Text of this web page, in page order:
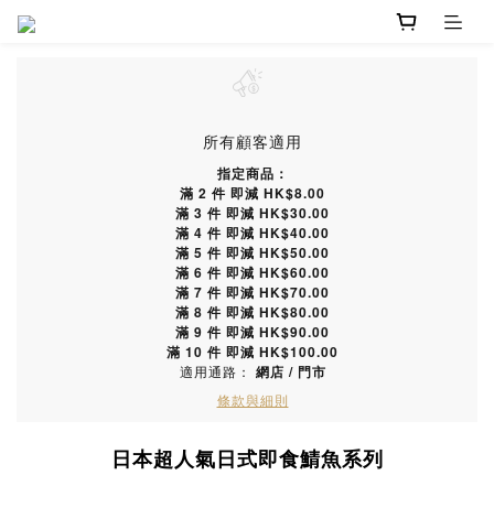
所有顧客適用
指定商品：
滿 2 件 即減 HK$8.00
滿 3 件 即減 HK$30.00
滿 4 件 即減 HK$40.00
滿 5 件 即減 HK$50.00
滿 6 件 即減 HK$60.00
滿 7 件 即減 HK$70.00
滿 8 件 即減 HK$80.00
滿 9 件 即減 HK$90.00
滿 10 件 即減 HK$100.00
適用通路： 網店 / 門市
條款與細則
日本超人氣日式即食鯖魚系列